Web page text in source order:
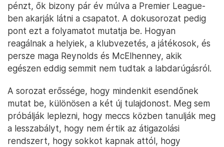
pénzt, ők bizony pár év múlva a Premier League-
ben akarják látni a csapatot. A dokusorozat pedig
pont ezt a folyamatot mutatja be. Hogyan
reagálnak a helyiek, a klubvezetés, a játékosok, és
persze maga Reynolds és McElhenney, akik
egészen eddig semmit nem tudtak a labdarúgásról.
A sorozat erőssége, hogy mindenkit esendőnek
mutat be, különösen a két új tulajdonost. Meg sem
próbálják leplezni, hogy meccs közben tanulják meg
a lesszabályt, hogy nem értik az átigazolási
rendszert, hogy sokkot kapnak attól, hogy